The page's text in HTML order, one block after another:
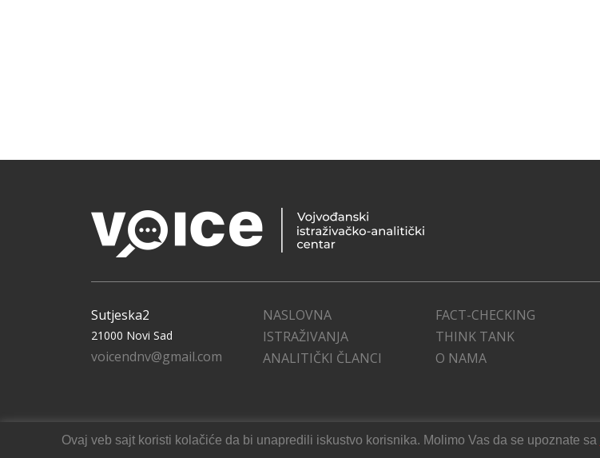
Sutjeska2
21000 Novi Sad
voicendnv@gmail.com
NASLOVNA
ISTRAŽIVANJA
ANALITIČKI ČLANCI
FACT-CHECKING
THINK TANK
O NAMA
Ovaj veb sajt koristi kolačiće da bi unapredili iskustvo korisnika. Molimo Vas da se upoznate sa